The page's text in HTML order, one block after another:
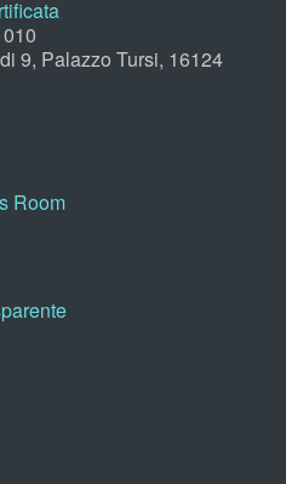
9, Palazzo Tursi, 16124
Room